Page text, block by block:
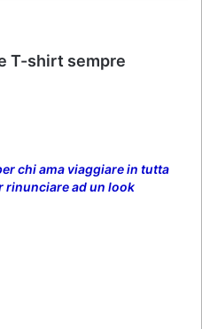
T-shirt sempre
chi ama viaggiare in tutta
rinunciare ad un look